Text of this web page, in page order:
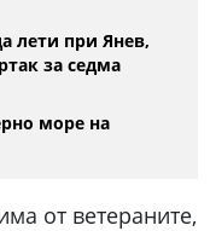
лети при Янев,
за седма
море на
от ветераните,